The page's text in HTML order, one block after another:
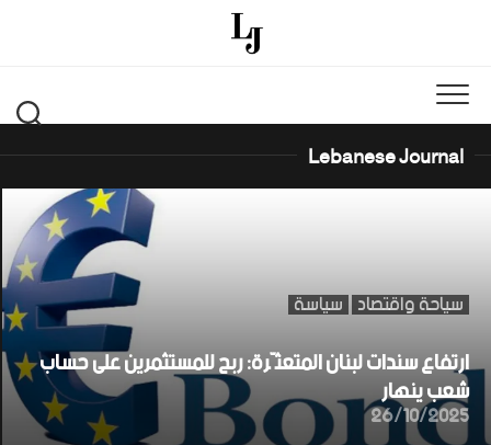
Lebanese Journal
سياحة واقتصاد سياسة
ارتفاع سندات لبنان المتعثّرة: ربح للمستثمرين على حساب
شعب ينهار
26/10/2025